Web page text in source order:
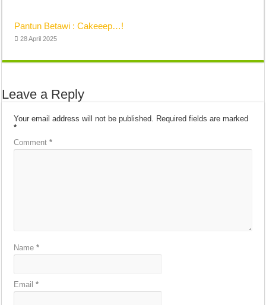
Pantun Betawi : Cakeeep…!
28 April 2025
Leave a Reply
Your email address will not be published. Required fields are marked
*
Comment*
Name*
Email*